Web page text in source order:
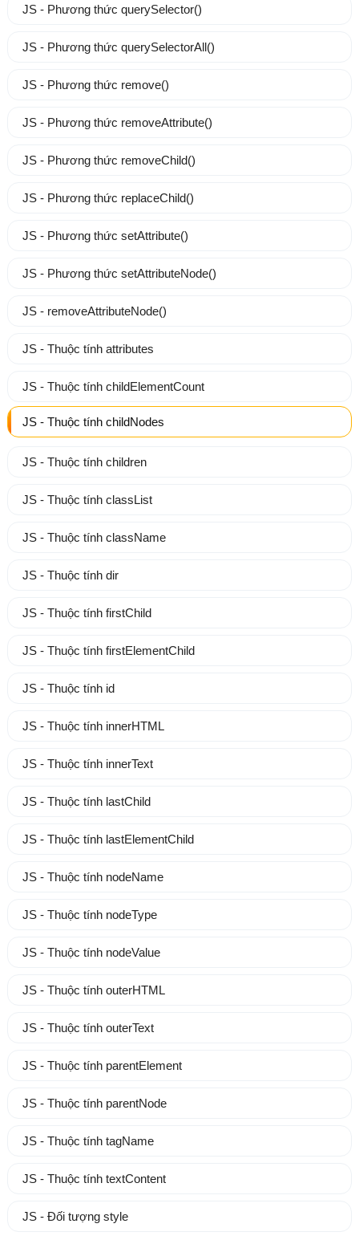
JS - Phương thức querySelector()
JS - Phương thức querySelectorAll()
JS - Phương thức remove()
JS - Phương thức removeAttribute()
JS - Phương thức removeChild()
JS - Phương thức replaceChild()
JS - Phương thức setAttribute()
JS - Phương thức setAttributeNode()
JS - removeAttributeNode()
JS - Thuộc tính attributes
JS - Thuộc tính childElementCount
JS - Thuộc tính childNodes
JS - Thuộc tính children
JS - Thuộc tính classList
JS - Thuộc tính className
JS - Thuộc tính dir
JS - Thuộc tính firstChild
JS - Thuộc tính firstElementChild
JS - Thuộc tính id
JS - Thuộc tính innerHTML
JS - Thuộc tính innerText
JS - Thuộc tính lastChild
JS - Thuộc tính lastElementChild
JS - Thuộc tính nodeName
JS - Thuộc tính nodeType
JS - Thuộc tính nodeValue
JS - Thuộc tính outerHTML
JS - Thuộc tính outerText
JS - Thuộc tính parentElement
JS - Thuộc tính parentNode
JS - Thuộc tính tagName
JS - Thuộc tính textContent
JS - Đối tượng style